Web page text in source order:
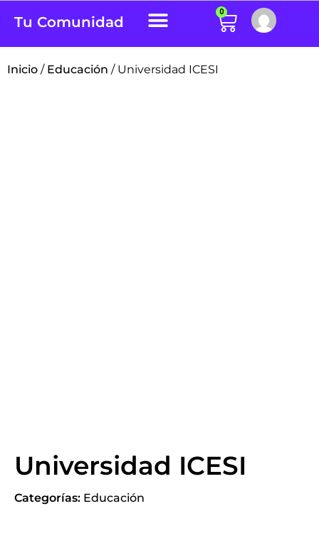
Tu Comunidad
0
Inicio / Educación / Universidad ICESI
Universidad ICESI
Categorías: Educación